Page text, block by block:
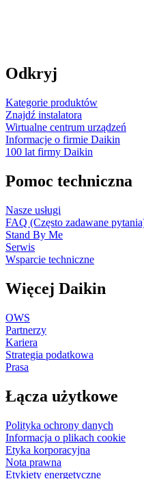
Odkryj
Kategorie produktów
Znajdź instalatora
Wirtualne centrum urządzeń
Informacje o firmie Daikin
100 lat firmy Daikin
Pomoc techniczna
Nasze usługi
FAQ (Często zadawane
Stand By Me
Serwis
Wsparcie techniczne
Więcej Daikin
OWS
Partnerzy
Kariera
Strategia podatkowa
Prasa
Łącza użytkowe
Polityka ochrony danych
Informacja o plikach cookie
Etyka korporacyjna
Nota prawna
Etykiety energetyczne